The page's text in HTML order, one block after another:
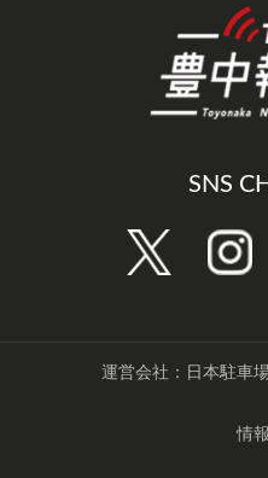
SNS
運営会社：日本駐車
情